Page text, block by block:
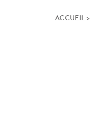
ACCUEIL >